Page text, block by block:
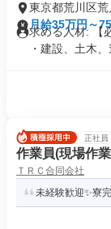
東京都荒川区荒
月給35万円～
求める人材: 【
・建設、土木、
正社員
作業員(現場作
ＴＲＣ合同会社
未経験歓迎✨寮